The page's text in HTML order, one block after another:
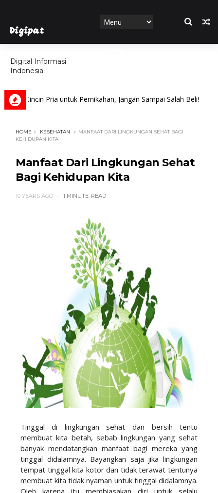
Digipat
Digital Informasi
Indonesia
FEATURES
Cincin Pria untuk Pernikahan, Jangan Sampai Salah Beli!
HOME KESEHATAN
MANFAAT DARI LINGKUNGAN SEHAT BAGI
KEHIDUPAN KITA
Manfaat Dari Lingkungan Sehat
Bagi Kehidupan Kita
10 YEARS AGO 1 MINUTE READ
Tinggal di lingkungan sehat dan bersih tentu
membuat kita betah, sebab lingkungan yang sehat
banyak mendatangkan manfaat bagi mereka yang
tinggal didalamnya. Bayangkan saja jika lingkungan
tempat tinggal kita kotor dan tidak terawat tentunya
membuat kita tidak nyaman untuk tinggal didalamnya.
Oleh karena itu membiasakan diri untuk selalu